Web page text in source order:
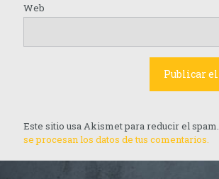
Web
Este sitio usa Akismet para reducir el spam.
se procesan los datos de tus comentarios.